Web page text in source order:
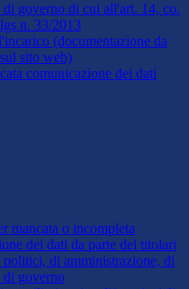
di governo di cui all'art. 14, co.
n. 33/2013
(documentazione da
sito web)
comunicazione dei dati
mancata o incompleta
dei dati da parte dei titolari
di amministrazione, di
di governo